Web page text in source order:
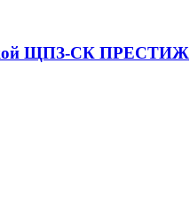
ЩПЗ-СК ПРЕСТИЖ